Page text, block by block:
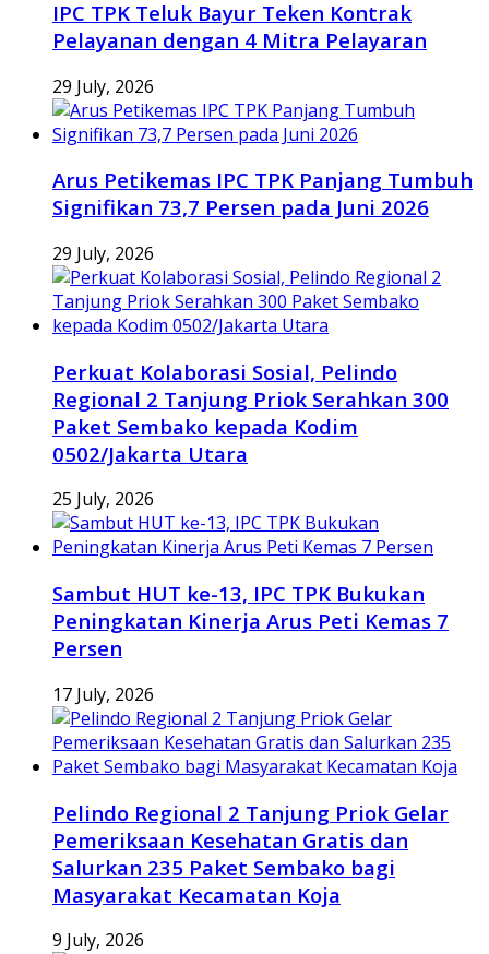
IPC TPK Teluk Bayur Teken Kontrak
Pelayanan dengan 4 Mitra Pelayaran
29 July, 2026
Arus Petikemas IPC TPK Panjang Tumbuh
Signifikan 73,7 Persen pada Juni 2026
29 July, 2026
Perkuat Kolaborasi Sosial, Pelindo
Regional 2 Tanjung Priok Serahkan 300
Paket Sembako kepada Kodim
0502/Jakarta Utara
25 July, 2026
Sambut HUT ke-13, IPC TPK Bukukan
Peningkatan Kinerja Arus Peti Kemas 7
Persen
17 July, 2026
Pelindo Regional 2 Tanjung Priok Gelar
Pemeriksaan Kesehatan Gratis dan
Salurkan 235 Paket Sembako bagi
Masyarakat Kecamatan Koja
9 July, 2026